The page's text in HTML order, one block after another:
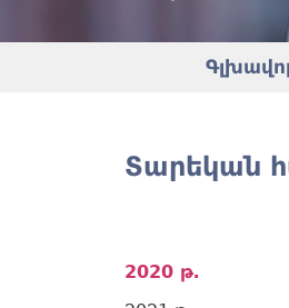
Տարեկան
2020 թ․